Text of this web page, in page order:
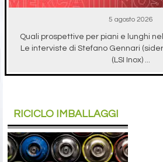
5 agosto 2026
Quali prospettive per piani e lunghi
Le interviste di Stefano Gennari
(LSI Inox) ...
RICICLO IMBALLAGGI